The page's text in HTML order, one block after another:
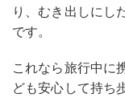
り、むき出しにし
です。
これなら旅行中に
ども安心して持ち